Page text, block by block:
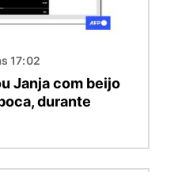
17:02
Janja com beijo
durante